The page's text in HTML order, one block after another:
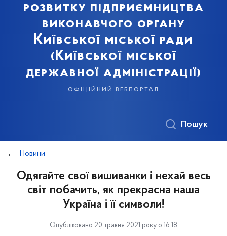
розвитку підприємництва
виконавчого органу
Київської міської ради
(Київської міської
державної адміністрації)
офіційний вебпортал
Пошук
Новини
Одягайте свої вишиванки і нехай весь
світ побачить, як прекрасна наша
Україна і її символи!
Опубліковано 20 травня 2021 року о 16:18